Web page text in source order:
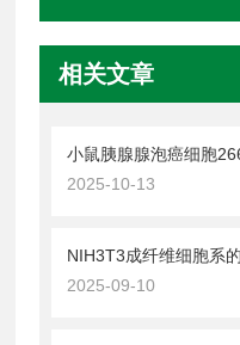
相关文章
小鼠胰腺腺泡癌细胞
2025-10-13
NIH3T3成纤维细胞系
2025-09-10